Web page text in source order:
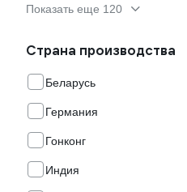
Показать еще 120
Страна производства
Беларусь
Германия
Гонконг
Индия